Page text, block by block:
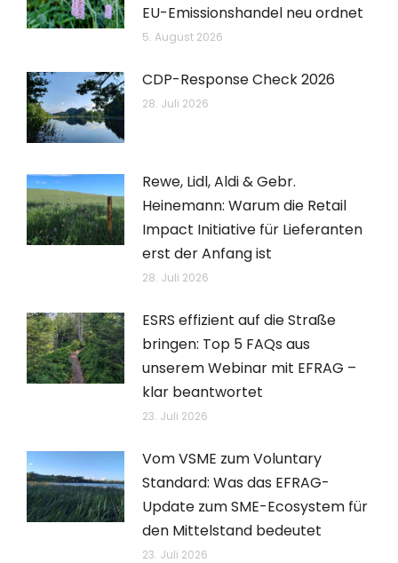
EU-Emissionshandel neu ordnet
5. August 2026
CDP-Response Check 2026
28. Juli 2026
Rewe, Lidl, Aldi & Gebr.
Heinemann: Warum die Retail
Impact Initiative für Lieferanten
erst der Anfang ist
28. Juli 2026
ESRS effizient auf die Straße
bringen: Top 5 FAQs aus
unserem Webinar mit EFRAG –
klar beantwortet
23. Juli 2026
Vom VSME zum Voluntary
Standard: Was das EFRAG-
Update zum SME-Ecosystem für
den Mittelstand bedeutet
23. Juli 2026